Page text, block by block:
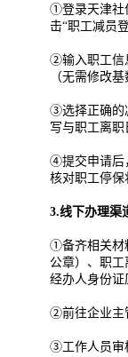
①登录天津社
击“职工减员登
②输入职工信
（无需修改基
③选择正确的
写与职工离职
④提交申请后
核对职工停保
3.线下办理渠
①备齐相关材
公章）、职工
经办人身份证
②前往企业主
③工作人员审